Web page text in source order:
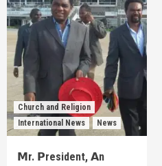
Church and Religion
International News
News
𝗠r. 𝗣resident, 𝗔n